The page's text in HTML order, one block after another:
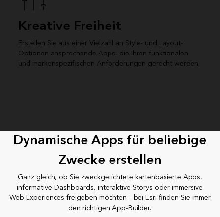
Kreative Freiheit
Erstellen Sie aus einer Vielzahl an Style- und Layout-
Optionen ansprechende Apps, die Ihren funktionalen
und markenspezifischen Anforderungen gerecht werden.
Dynamische Apps für beliebige
Zwecke erstellen
Ganz gleich, ob Sie zweckgerichtete kartenbasierte Apps,
informative Dashboards, interaktive Storys oder immersive
Web Experiences freigeben möchten – bei Esri finden Sie immer
den richtigen App-Builder.